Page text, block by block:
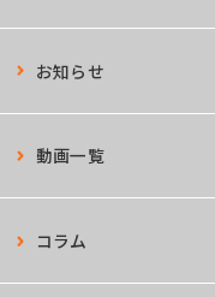
お知らせ
動画一覧
コラム